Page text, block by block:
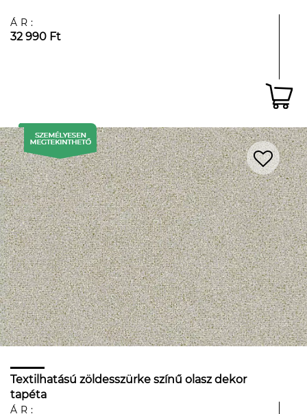
ÁR:
32 990 Ft
Textilhatású zöldesszürke színű olasz dekor
tapéta
ÁR: